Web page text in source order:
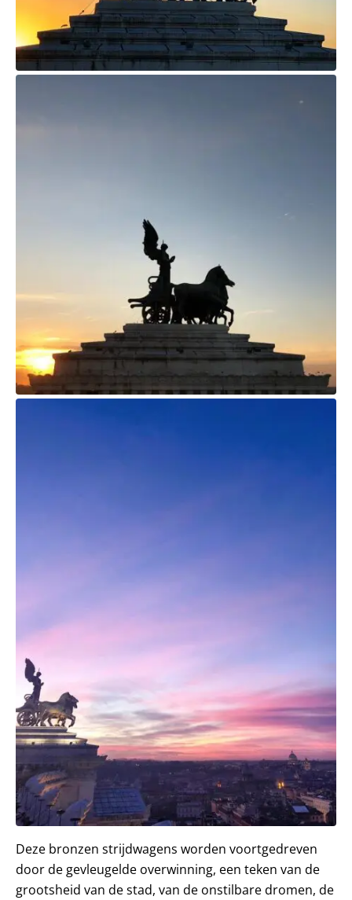
Deze bronzen strijdwagens worden voortgedreven
door de gevleugelde overwinning, een teken van de
grootsheid van de stad, van de onstilbare dromen, de